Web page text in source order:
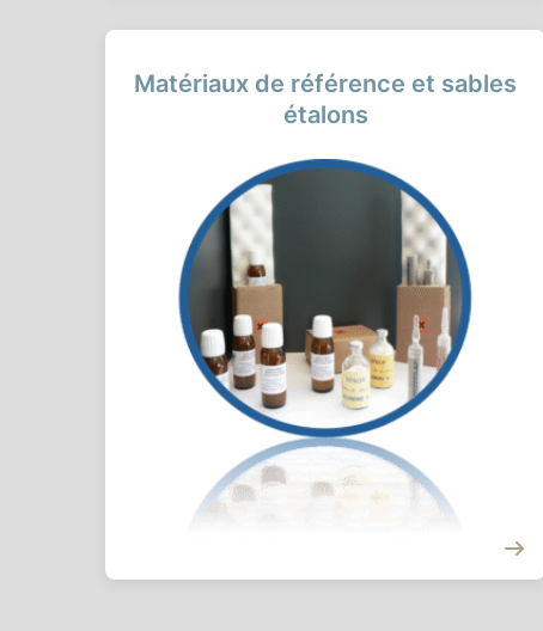
Matériaux de référence et sables
étalons